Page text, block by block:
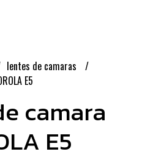
lentes de camaras
E5
camara
E5